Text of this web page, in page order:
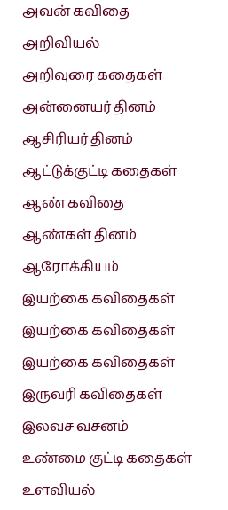
அவன் கவிதை
அறிவியல்
அறிவுரை கதைகள்
அன்னையர் தினம்
ஆசிரியர் தினம்
ஆட்டுக்குட்டி கதைகள்
ஆண் கவிதை
ஆண்கள் தினம்
ஆரோக்கியம்
இயற்கை கவிதைகள்
இயற்கை கவிதைகள்
இயற்கை கவிதைகள்
இருவரி கவிதைகள்
இலவச வசனம்
உண்மை குட்டி கதைகள்
உளவியல்